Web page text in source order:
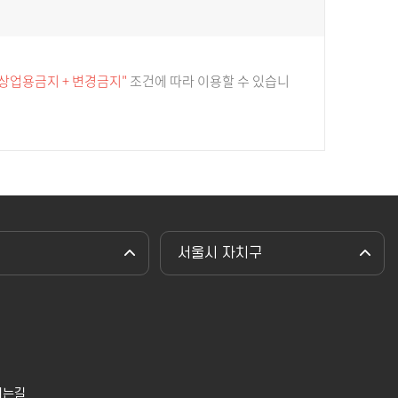
업용금지 + 변경금지" 조건에 따라 이용할 수 있습니
서울시 자치구
길